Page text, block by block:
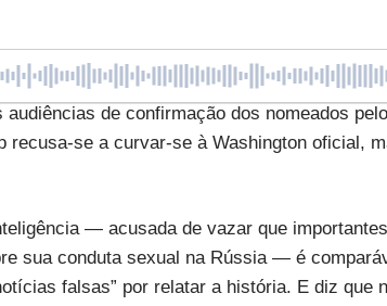
de confirmação dos nomeados
recusa-se a curvar-se à Washington oficial,
— acusada de vazar que
sua conduta sexual na Rússia — é
falsas” por relatar a história. E diz que